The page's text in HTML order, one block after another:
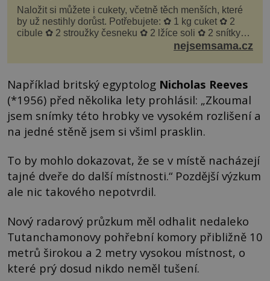
Naložit si můžete i cukety, včetně těch menších, které
by už nestihly dorůst. Potřebujete: ✿ 1 kg cuket ✿ 2
cibule ✿ 2 stroužky česneku ✿ 2 lžíce soli ✿ 2 snítky
kopru ✿ hrst petrželky Nálev: ✿ 400 m...nejsemsama.cz
Například britský egyptolog Nicholas Reeves
(*1956) před několika lety prohlásil: „Zkoumal
jsem snímky této hrobky ve vysokém rozlišení a
na jedné stěně jsem si všiml prasklin.
To by mohlo dokazovat, že se v místě nacházejí
tajné dveře do další místnosti.“ Pozdější výzkum
ale nic takového nepotvrdil.
Nový radarový průzkum měl odhalit nedaleko
Tutanchamonovy pohřební komory přibližně 10
metrů širokou a 2 metry vysokou místnost, o
které prý dosud nikdo neměl tušení.